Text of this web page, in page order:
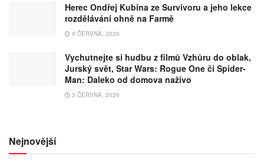
Herec Ondřej Kubina ze Survivoru a jeho lekce
rozdělávání ohně na Farmě
9 ČERVNA, 2026
Vychutnejte si hudbu z filmů Vzhůru do oblak,
Jurský svět, Star Wars: Rogue One či Spider-
Man: Daleko od domova naživo
3 ČERVNA, 2026
Nejnovější